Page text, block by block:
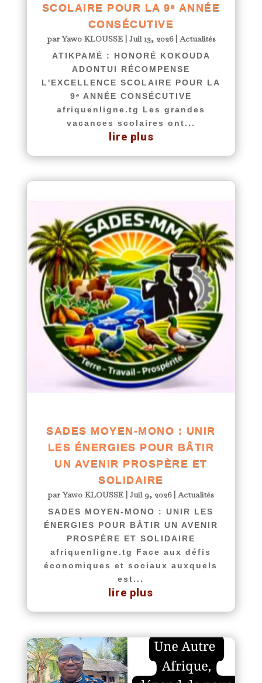
SCOLAIRE POUR LA 9ᵉ ANNÉE
CONSÉCUTIVE
parYawo KLOUSSE| Juil 13, 2026|Actualités
ATIKPAMÉ : HONORÉ KOKOUDA
ADONTUI RÉCOMPENSE
L'EXCELLENCE SCOLAIRE POUR LA
9ᵉ ANNÉE CONSÉCUTIVE
afriquenligne.tg Les grandes
vacances scolaires ont...
lire plus
SADES MOYEN-MONO : UNIR
LES ÉNERGIES POUR BÂTIR
UN AVENIR PROSPÈRE ET
SOLIDAIRE
parYawo KLOUSSE |Juil 9, 2026|Actualités
SADES MOYEN-MONO : UNIR LES
ÉNERGIES POUR BÂTIR UN AVENIR
PROSPÈRE ET SOLIDAIRE
afriquenligne.tg Face aux défis
économiques et sociaux auxquels
est...
lire plus